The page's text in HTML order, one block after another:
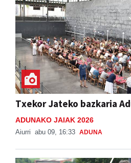
Txekor Jateko bazkaria
ADUNAKO JAIAK 2026
Aiurri abu 09, 16:33 ADUNA